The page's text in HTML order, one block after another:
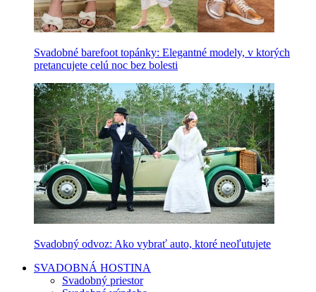
Svadobné barefoot topánky: Elegantné modely, v ktorých
pretancujete celú noc bez bolesti
Svadobný odvoz: Ako vybrať auto, ktoré neoľutujete
SVADOBNÁ HOSTINA
Svadobný priestor